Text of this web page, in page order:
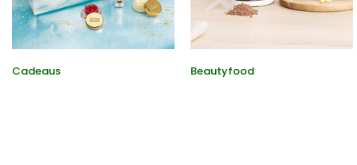
Cadeaus Beautyfood